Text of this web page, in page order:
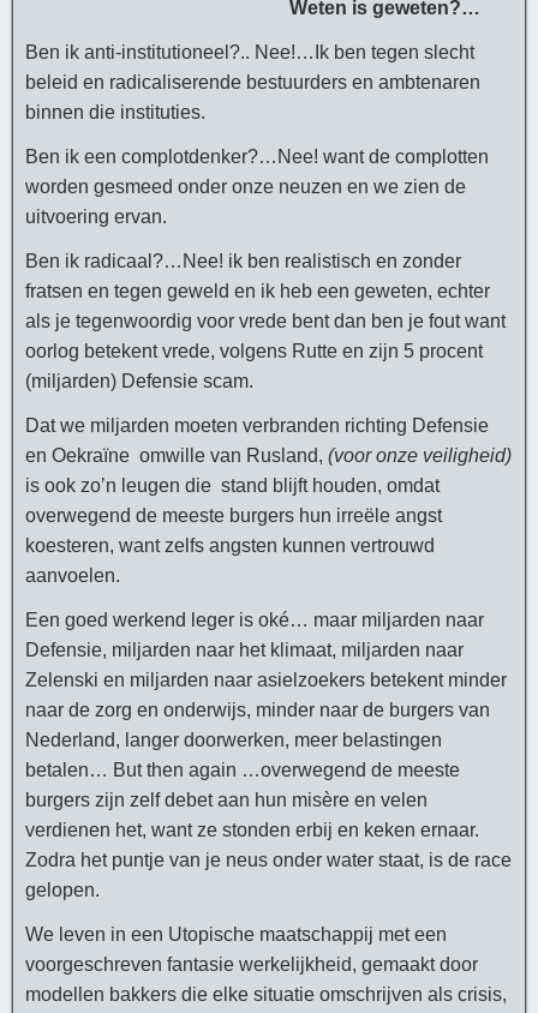
Weten is geweten?…
Ben ik anti-institutioneel?.. Nee!…Ik ben tegen slecht
beleid en radicaliserende bestuurders en ambtenaren
binnen die instituties.
Ben ik een complotdenker?…Nee! want de complotten
worden gesmeed onder onze neuzen en we zien de
uitvoering ervan.
Ben ik radicaal?…Nee! ik ben realistisch en zonder
fratsen en tegen geweld en ik heb een geweten, echter
als je tegenwoordig voor vrede bent dan ben je fout want
oorlog betekent vrede, volgens Rutte en zijn 5 procent
(miljarden) Defensie scam.
Dat we miljarden moeten verbranden richting Defensie
en Oekraïne omwille van Rusland, (voor onze veiligheid)
is ook zo’n leugen die stand blijft houden, omdat
overwegend de meeste burgers hun irreële angst
koesteren, want zelfs angsten kunnen vertrouwd
aanvoelen.
Een goed werkend leger is oké… maar miljarden naar
Defensie, miljarden naar het klimaat, miljarden naar
Zelenski en miljarden naar asielzoekers betekent minder
naar de zorg en onderwijs, minder naar de burgers van
Nederland, langer doorwerken, meer belastingen
betalen… But then again …overwegend de meeste
burgers zijn zelf debet aan hun misère en velen
verdienen het, want ze stonden erbij en keken ernaar.
Zodra het puntje van je neus onder water staat, is de race
gelopen.
We leven in een Utopische maatschappij met een
voorgeschreven fantasie werkelijkheid, gemaakt door
modellen bakkers die elke situatie omschrijven als crisis,